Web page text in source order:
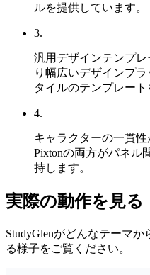
ルを提供しています。
3.
汎用デザインテンプ
り幅広いデザインプ
タイルのテンプレート
4.
キャラクターの一貫
Pixtonの両方がパネル
持します。
実際の動作を見る
StudyGlenがどんなテーマ
る様子をご覧ください。